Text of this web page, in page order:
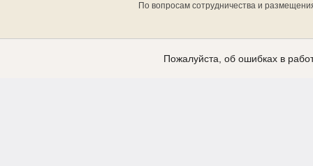
По вопросам сотрудничества и
Пожалуйста, об ошибках в